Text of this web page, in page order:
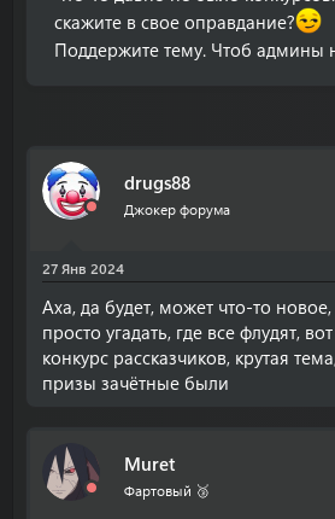
скажите в свое оправдание?
Поддержите тему. Чтоб админы
drugs88
Джокер форума
27 Янв 2024
Аха, да будет, может что-то
просто угадать, где все флудят,
конкурс рассказчиков, крутая
призы зачётные были
Muret
Фартовый 🥉